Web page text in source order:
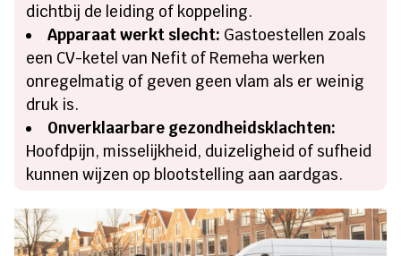
dichtbij de leiding of koppeling.
Apparaat werkt slecht: Gastoestellen zoals
een CV-ketel van Nefit of Remeha werken
onregelmatig of geven geen vlam als er weinig
druk is.
Onverklaarbare gezondheidsklachten:
Hoofdpijn, misselijkheid, duizeligheid of sufheid
kunnen wijzen op blootstelling aan aardgas.